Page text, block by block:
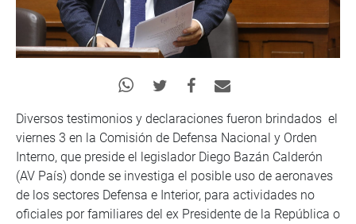
Diversos testimonios y declaraciones fueron brindados el
viernes 3 en la Comisión de Defensa Nacional y Orden
Interno, que preside el legislador Diego Bazán Calderón
(AV País) donde se investiga el posible uso de aeronaves
de los sectores Defensa e Interior, para actividades no
oficiales por familiares del ex Presidente de la República o